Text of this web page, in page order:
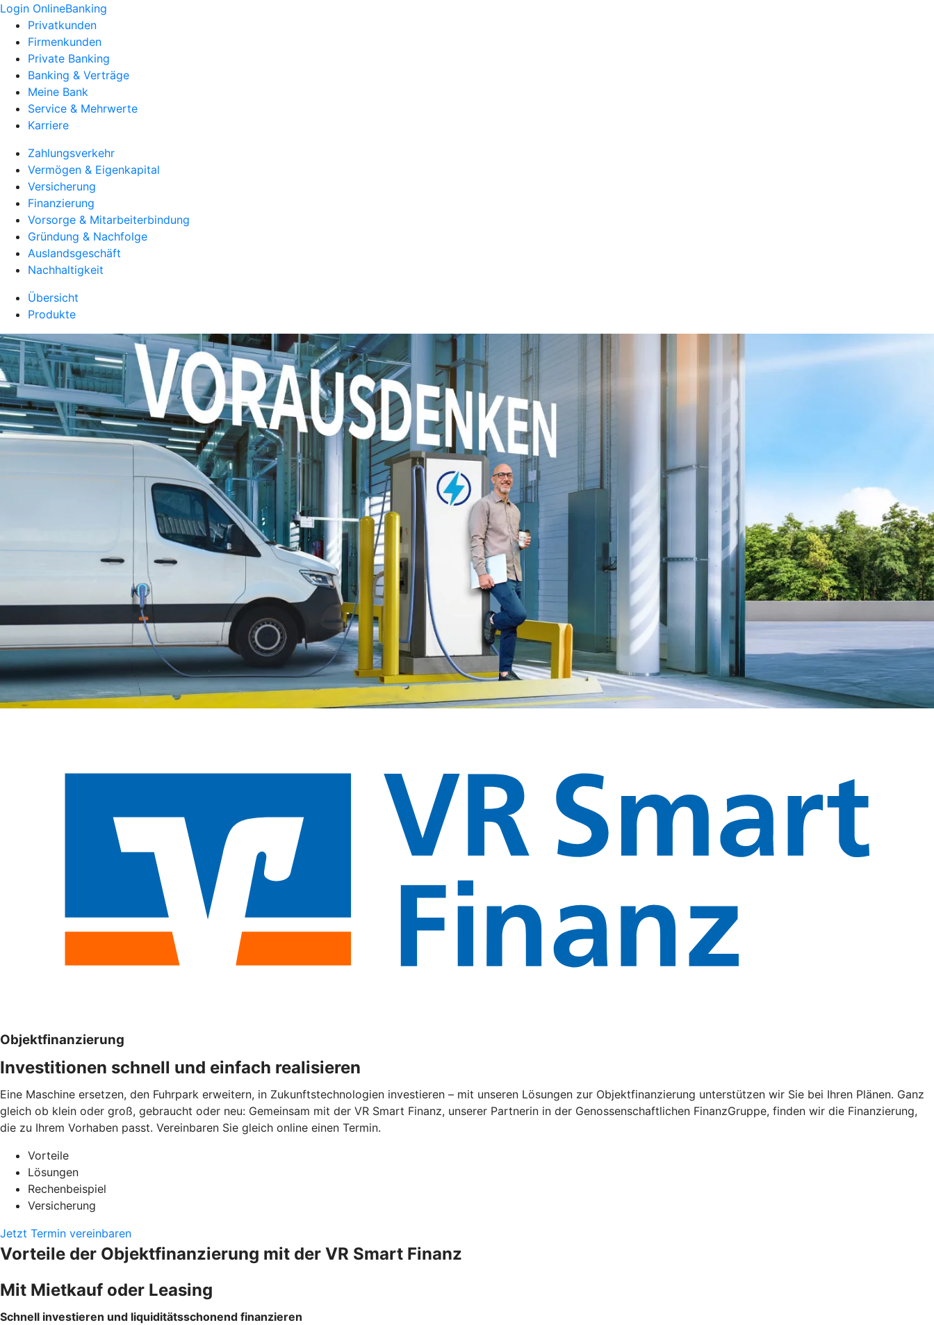
Login OnlineBanking
Privatkunden
Firmenkunden
Private Banking
Banking & Verträge
Meine Bank
Service & Mehrwerte
Karriere
Zahlungsverkehr
Vermögen & Eigenkapital
Versicherung
Finanzierung
Vorsorge & Mitarbeiterbindung
Gründung & Nachfolge
Auslandsgeschäft
Nachhaltigkeit
Übersicht
Produkte
Objektfinanzierung
Investitionen schnell und einfach realisieren
Eine Maschine ersetzen, den Fuhrpark erweitern, in Zukunftstechnologien investieren – mit unseren Lösungen zur Objektfinanzierung unterstützen wir Sie bei Ihren Plänen. Ganz
gleich ob klein oder groß, gebraucht oder neu: Gemeinsam mit der VR Smart Finanz, unserer Partnerin in der Genossenschaftlichen FinanzGruppe, finden wir die Finanzierung,
die zu Ihrem Vorhaben passt. Vereinbaren Sie gleich online einen Termin.
Vorteile
Lösungen
Rechenbeispiel
Versicherung
Jetzt Termin vereinbaren
Vorteile der Objektfinanzierung mit der VR Smart Finanz
Mit Mietkauf oder Leasing
Schnell investieren und liquiditätsschonend finanzieren